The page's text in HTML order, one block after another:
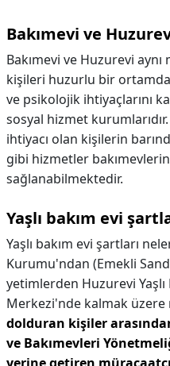
Bakımevi ve
Bakımevi ve Huzurevi aynı
kişileri huzurlu bir
ve psikolojik ihtiyaçlarını
sosyal hizmet
ihtiyacı olan kişilerin
gibi hizmetler
sağlanabilmektedir.
Yaşlı bakım evi
Yaşlı bakım evi şartları
Kurumu'ndan (Emekli
yetimlerden Huzurevi
Merkezi'nde kalmak üzere
dolduran kişiler
ve Bakımevleri